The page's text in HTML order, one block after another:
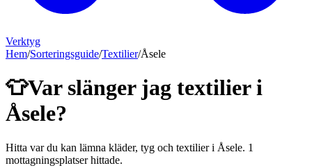
Verktyg
Hem/Sorteringsguide/Textilier/Åsele
👕Var slänger jag textilieri
Åsele?
Hitta var du kan lämna kläder, tyg och textilieri Åsele. 1
mottagningsplatser hittade.